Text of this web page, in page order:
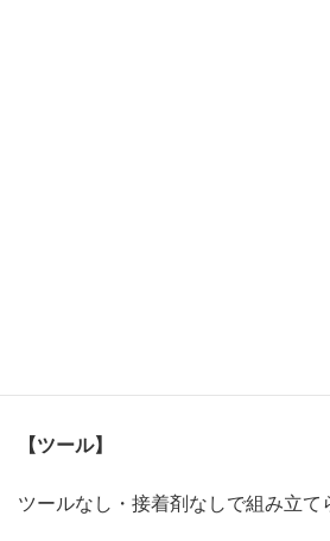
【ツール】
ツールなし・接着剤なしで組み立て